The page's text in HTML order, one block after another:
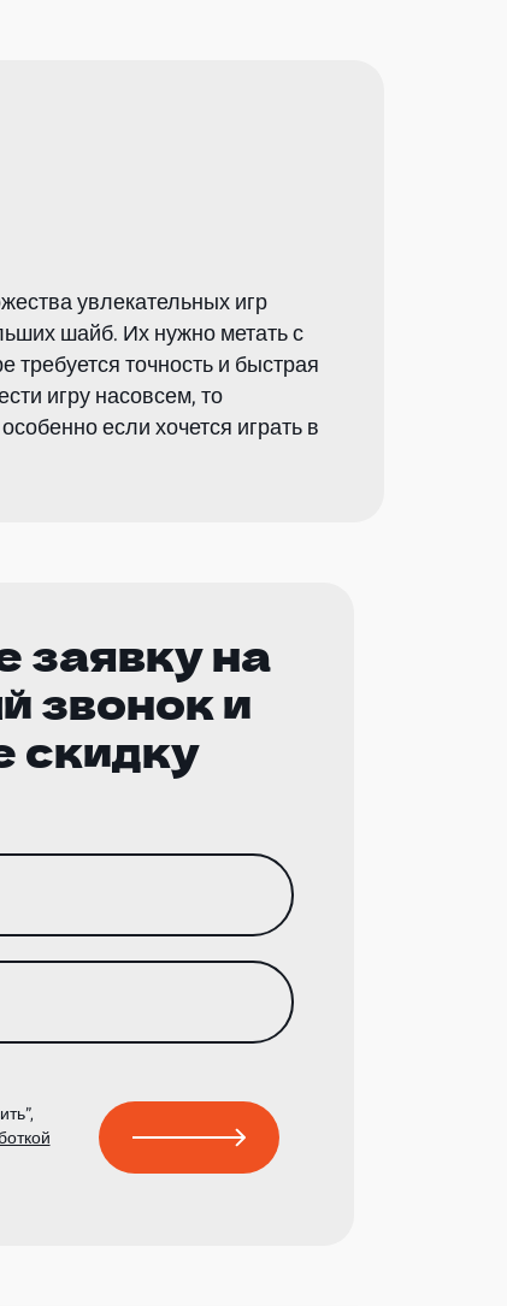
увлекательных игр
шайб. Их нужно метать с
точность и быстрая
игру насовсем, то
если хочется играть в
заявку на
звонок и
скидку